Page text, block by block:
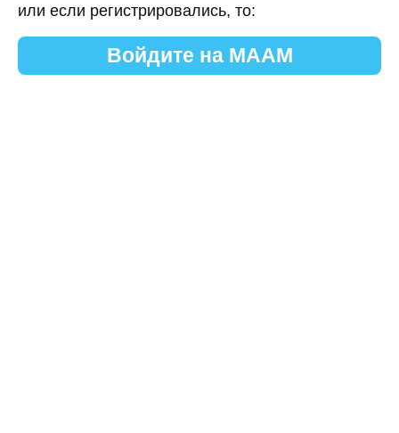
или если регистрировались, то:
Войдите на МААМ